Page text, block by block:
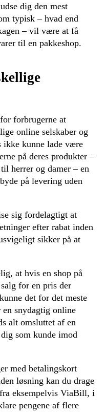
dig den mest
typisk – hvad end
– vil være at få
til en pakkeshop.
forbrugerne at
online selskaber og
ikke kunne lade være
på deres produkter –
herrer og damer – en
på levering uden
sig fordelagtigt at
efter rabat inden
sikker på at
at hvis en shop på
for en pris der
det for det meste
snydagtig online
alt omsluttet af en
som kunde imod
med betalingskort
løsning kan du drage
eksempelvis ViaBill, i
pengene af flere